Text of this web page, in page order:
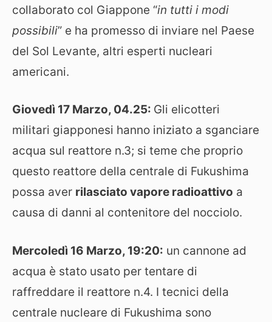
collaborato col Giappone “in tutti i modi
possibili” e ha promesso di inviare nel Paese
del Sol Levante, altri esperti nucleari
americani.
Giovedì 17 Marzo, 04.25: Gli elicotteri
militari giapponesi hanno iniziato a sganciare
acqua sul reattore n.3; si teme che proprio
questo reattore della centrale di Fukushima
possa aver rilasciato vapore radioattivo a
causa di danni al contenitore del nocciolo.
Mercoledì 16 Marzo, 19:20: un cannone ad
acqua è stato usato per tentare di
raffreddare il reattore n.4. I tecnici della
centrale nucleare di Fukushima sono